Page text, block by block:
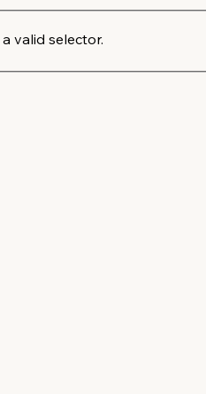
valid selector.